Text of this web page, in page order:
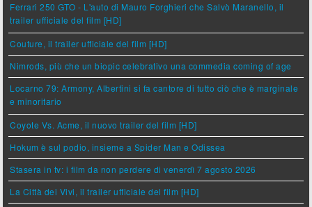
Ferrari 250 GTO - L'auto di Mauro Forghieri che Salvò Maranello, il
trailer ufficiale del film [HD]
Couture, il trailer ufficiale del film [HD]
Nimrods, più che un biopic celebrativo una commedia coming of age
Locarno 79: Armony, Albertini si fa cantore di tutto ciò che è marginale
e minoritario
Coyote Vs. Acme, il nuovo trailer del film [HD]
Hokum è sul podio, insieme a Spider Man e Odissea
Stasera in tv: i film da non perdere di venerdì 7 agosto 2026
La Città dei Vivi, il trailer ufficiale del film [HD]